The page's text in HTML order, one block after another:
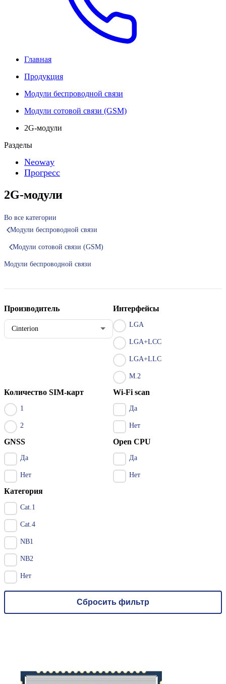
Главная
Продукция
Модули беспроводной связи
Модули сотовой связи (GSM)
2G-модули
Разделы
Neoway
Прогресс
2G-модули
Во все категории
Модули беспроводной связи
Модули сотовой связи (GSM)
Модули беспроводной связи
Производитель
Cinterion
Интерфейсы
LGA
LGA+LCC
LGA+LLC
M.2
Количество SIM-карт
1
2
Wi-Fi scan
Да
Нет
GNSS
Да
Нет
Open CPU
Да
Нет
Категория
Cat.1
Cat.4
NB1
NB2
Нет